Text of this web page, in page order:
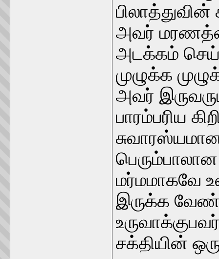
அவர்
அடக்கம்
முழுக்க
அவர்
பாரம்பரிய
மர்மமாகவே
இருக்க
சக்தியின்